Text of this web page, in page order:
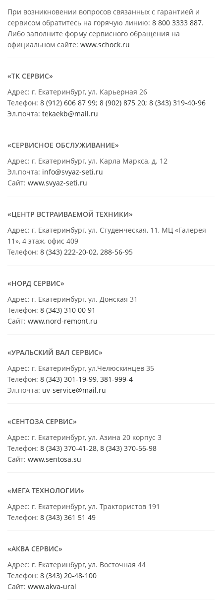
При возникновении вопросов связанных с гарантией и
сервисом обратитесь на горячую линию: 8 800 3333 887.
Либо заполните форму сервисного обращения на
официальном сайте: www.schock.ru
«ТК СЕРВИС»
Адрес: г. Екатеринбург, ул. Карьерная 26
Телефон: 8 (912) 606 87 99; 8 (902) 875 20; 8 (343) 319-40-96
Эл.почта: tekaekb@mail.ru
«СЕРВИСНОЕ ОБСЛУЖИВАНИЕ»
Адрес: г. Екатеринбург, ул. Карла Маркса, д. 12
Эл.почта: info@svyaz-seti.ru
Сайт: www.svyaz-seti.ru
«ЦЕНТР ВСТРАИВАЕМОЙ ТЕХНИКИ»
Адрес: г. Екатеринбург, ул. Студенческая, 11, МЦ «Галерея
11», 4 этаж, офис 409
Телефон: 8 (343) 222-20-02, 288-56-95
«НОРД СЕРВИС»
Адрес: г. Екатеринбург, ул. Донская 31
Телефон: 8 (343) 310 00 91
Сайт: www.nord-remont.ru
«УРАЛЬСКИЙ ВАЛ СЕРВИС»
Адрес: г. Екатеринбург, ул.Челюскинцев 35
Телефон: 8 (343) 301-19-99, 381-999-4
Эл.почта: uv-service@mail.ru
«СЕНТОЗА СЕРВИС»
Адрес: г. Екатеринбург, ул. Азина 20 корпус 3
Телефон: 8 (343) 370-41-28, 8 (343) 370-56-98
Сайт: www.sentosa.su
«МЕГА ТЕХНОЛОГИИ»
Адрес: г. Екатеринбург, ул. Трактористов 191
Телефон: 8 (343) 361 51 49
«АКВА СЕРВИС»
Адрес: г. Екатеринбург, ул. Восточная 44
Телефон: 8 (343) 20-48-100
Сайт: www.akva-ural